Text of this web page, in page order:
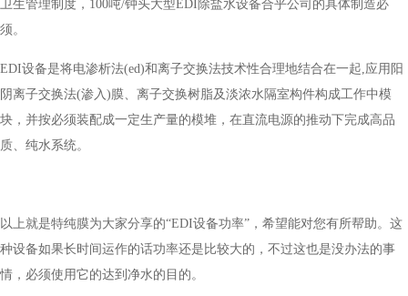
卫生管理制度，100吨/钟头大型EDI除盐水设备合乎公司的具体制造必
须。
EDI设备是将电渗析法(ed)和离子交换法技术性合理地结合在一起,应用阳
阴离子交换法(渗入)膜、离子交换树脂及淡浓水隔室构件构成工作中模
块，并按必须装配成一定生产量的模堆，在直流电源的推动下完成高品
质、纯水系统。
以上就是特纯膜为大家分享的“EDI设备功率”，希望能对您有所帮助。这
种设备如果长时间运作的话功率还是比较大的，不过这也是没办法的事
情，必须使用它的达到净水的目的。